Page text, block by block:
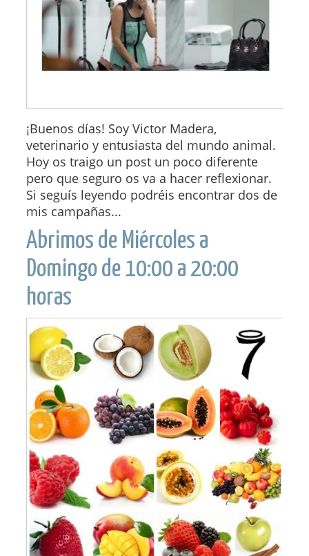
¡Buenos días! Soy Victor Madera,
veterinario y entusiasta del mundo animal.
Hoy os traigo un post un poco diferente
pero que seguro os va a hacer reflexionar.
Si seguís leyendo podréis encontrar dos de
mis campañas...
Abrimos de Miércoles a
Domingo de 10:00 a 20:00
horas